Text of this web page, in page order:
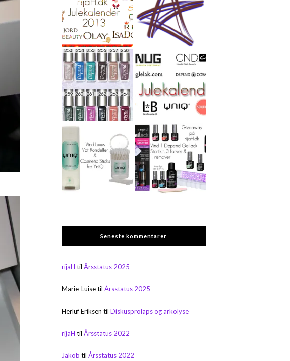
Seneste kommentarer
rijaH tilÅrsstatus 2025
Marie-LuisetilÅrsstatus 2025
Herluf Eriksen tilDiskusprolaps og arkolyse
rijaH tilÅrsstatus 2022
Jakob tilÅrsstatus 2022